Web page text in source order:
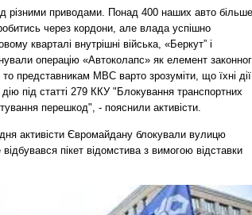
різними приводами. Понад 400 наших авто більше
через кордони, але влада успішно
кварталі внутрішні війська, «Беркут” і
операцію «Автоколапс» як елемент
то представникам МВС варто зрозуміти, що їхні дії
під статті 279 ККУ "Блокування транспортних
перешкод", - пояснили активісти.
активісти Євромайдану блокували вулицю
пікет відомстива з вимогою відставки